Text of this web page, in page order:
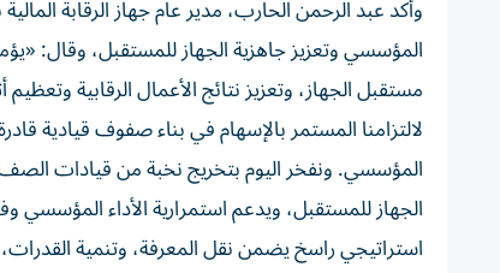
وأكد عبد الرحمن الحارب، مدير عام جهاز الرقابة
المؤسسي وتعزيز جاهزية الجهاز للمستقبل، وقال:
مستقبل الجهاز، وتعزيز نتائج الأعمال الرقابية
لالتزامنا المستمر بالإسهام في بناء صفوف قيادية
المؤسسي. ونفخر اليوم بتخريج نخبة من قيادات الصف
الجهاز للمستقبل، ويدعم استمرارية الأداء المؤسسي
استراتيجي راسخ يضمن نقل المعرفة، وتنمية القدرات،